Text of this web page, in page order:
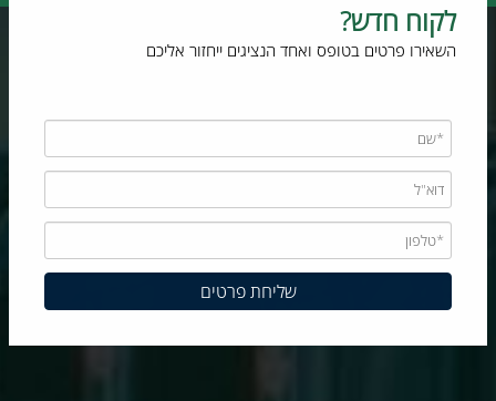
לקוח חדש?
השאירו פרטים בטופס ואחד הנציגים ייחזור אליכם